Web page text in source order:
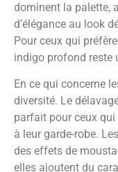
dominent la palette,
d’élégance au look
Pour ceux qui
indigo profond reste
En ce qui concerne
diversité. Le
parfait pour ceux
à leur garde-robe.
des effets de
elles ajoutent du